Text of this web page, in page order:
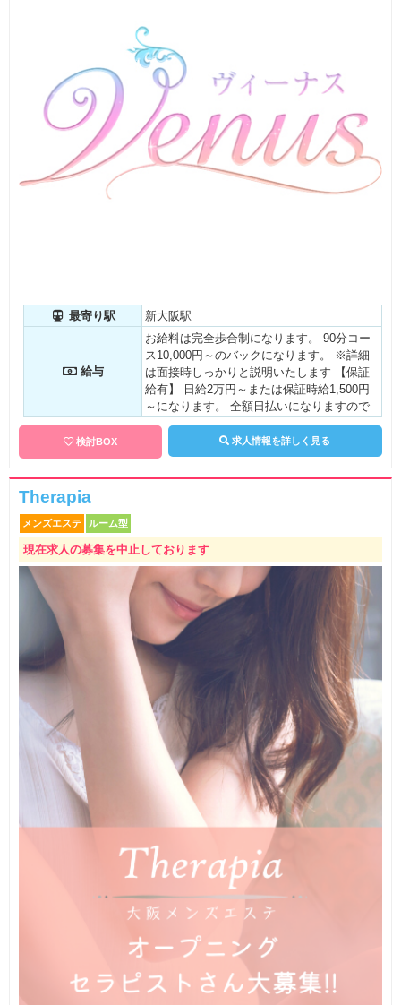
最寄り駅 新大阪駅
給与
お給料は完全歩合制になります。 90分コー
ス10,000円～のバックになります。 ※詳細
は面接時しっかりと説明いたします 【保証
給有】 日給2万円～または保証時給1,500円
～になります。 全額日払いになりますので
急な出費の時でも安心できますよ。
検討BOX 求人情報を詳しく見る
Therapia
メンズエステ ルーム型
現在求人の募集を中止しております